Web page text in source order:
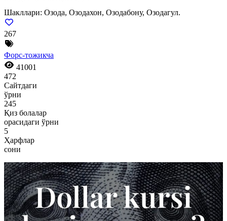
Шакллари: Озода, Озодахон, Озодабону, Озодагул.
267
Форс-тожикча
41001
472
Сайтдаги
ўрни
245
Қиз болалар
орасидаги ўрни
5
Ҳарфлар
сони